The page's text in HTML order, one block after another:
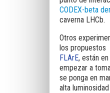
CODEX-beta
caverna LHCb.
Otros
los propuestos
FLArE, están
empezar a
se ponga en
alta